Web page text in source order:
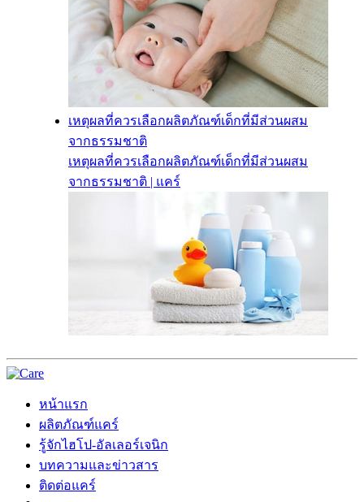
เหตุผลที่ควรเลือกผลิตภัณฑ์เด็กที่มีส่วนผสม
จากธรรมชาติ
เหตุผลที่ควรเลือกผลิตภัณฑ์เด็กที่มีส่วนผสม
จากธรรมชาติ | แคร์
หน้าแรก
ผลิตภัณฑ์แคร์
รู้จักไฮโป-อัลเลอร์เจนิก
บทความและข่าวสาร
ติดต่อแคร์